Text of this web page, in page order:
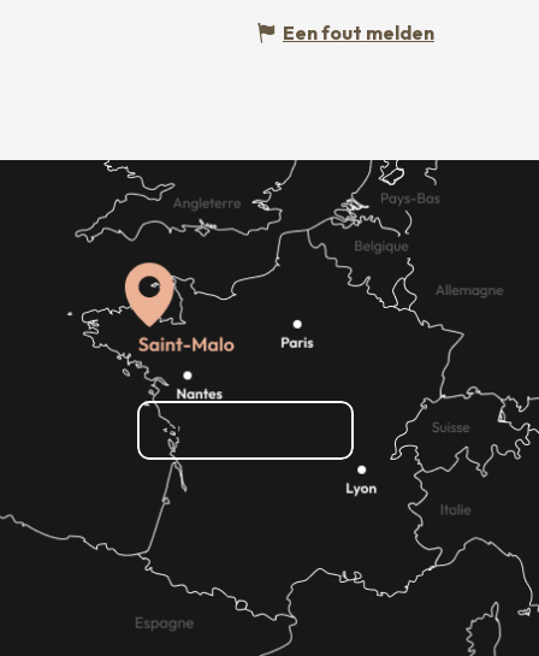
Een fout melden
Hoe kom ik daar?